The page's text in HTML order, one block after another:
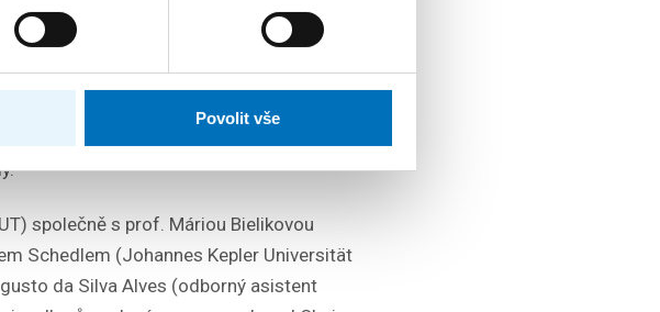
Povolit vše
i odborníci z předních světových
společně s prof. Máriou Bielikovou
Schedlem (Johannes Kepler Universität
da Silva Alves (odborný asistent